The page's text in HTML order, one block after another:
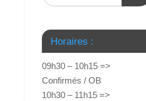
Horaires :
09h30 – 10h15 =>
Confirmés / OB
10h30 – 11h15 =>